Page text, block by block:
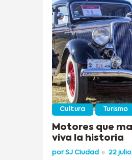
Cultura Turismo
Motores que
viva la historia
porSJ Ciudad 22